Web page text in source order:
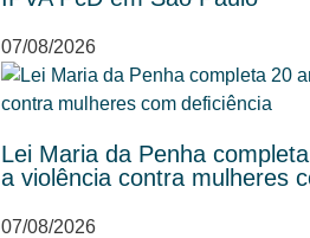
07/08/2026
Lei Maria da Penha
a violência contra mulheres
07/08/2026